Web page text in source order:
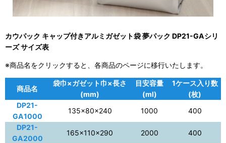
カウパック キャップ付きアルミガゼット袋 夢パック DP21-GAシリ
ーズ サイズ表
※商品名をクリックすると、各商品のページに移行いたします。
商品名
袋巾×ガゼット巾×長さ
(mm)
目安容量
(ml)
1ケース入り数
(枚)
DP21-
GA1000
135×80×240 1000
400
DP21-
GA2000
165×110×290 2000
400